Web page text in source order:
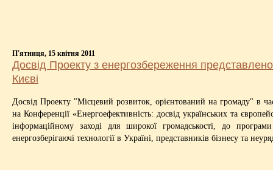
П'ятниця, 15 квітня 2011
Досвід Проекту з енергозбереження
Києві
Досвід Проекту "Місцевий розвиток, орієнтований на громаду" в
на Конференції «Енергоефективність: досвід українських та
інформаційному заході для широкої громадськості, до
енергозберігаючі технології в Україні, представників бізнесу та